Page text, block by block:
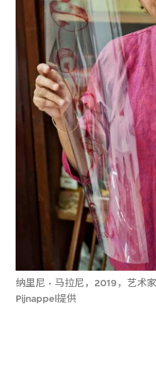
纳里尼 · 马拉尼，2019，艺术
Pijnappel提供